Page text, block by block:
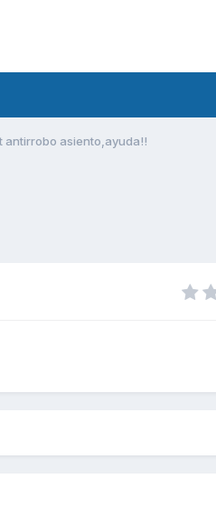
antirrobo asiento,ayuda!!